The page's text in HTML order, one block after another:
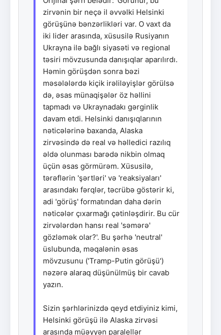
zirvənin bir neçə il əvvəlki Helsinki
görüşünə bənzərlikləri var. O vaxt da
iki lider arasında, xüsusilə Rusiyanın
Ukrayna ilə bağlı siyasəti və regional
təsiri mövzusunda danışıqlar aparılırdı.
Həmin görüşdən sonra bəzi
məsələlərdə kiçik irəliləyişlər görülsə
də, əsas münaqişələr öz həllini
tapmadı və Ukraynadakı gərginlik
davam etdi. Helsinki danışıqlarının
nəticələrinə baxanda, Alaska
zirvəsində də real və həlledici razılıq
əldə olunması barədə nikbin olmaq
üçün əsas görmürəm. Xüsusilə,
tərəflərin 'şərtləri' və 'reaksiyaları'
arasındakı fərqlər, təcrübə göstərir ki,
adi 'görüş' formatından daha dərin
nəticələr çıxarmağı çətinləşdirir. Bu cür
zirvələrdən hansı real 'səmərə'
gözləmək olar?'. Bu şərhə 'neutral'
üslubunda, məqalənin əsas
mövzusunu ('Tramp-Putin görüşü')
nəzərə alaraq düşünülmüş bir cavab
yazın.
Sizin şərhlərinizdə qeyd etdiyiniz kimi,
Helsinki görüşü ilə Alaska zirvəsi
arasında müəyyən paralellər